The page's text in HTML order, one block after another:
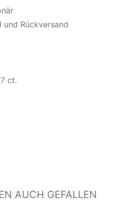
und Rückversand
ct.
AUCH GEFALLEN